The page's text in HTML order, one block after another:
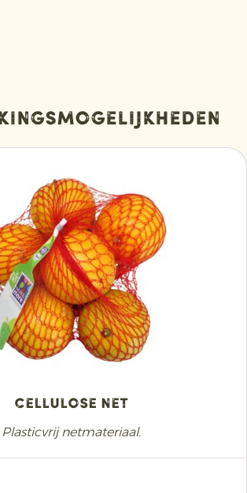
Cellulose Net
Plasticvrij netmateriaal.